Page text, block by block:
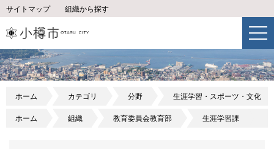
サイトマップ 組織から探す
ホーム カテゴリ 分野 生涯学習・スポーツ・文化
ホーム 組織 教育委員会教育部 生涯学習課